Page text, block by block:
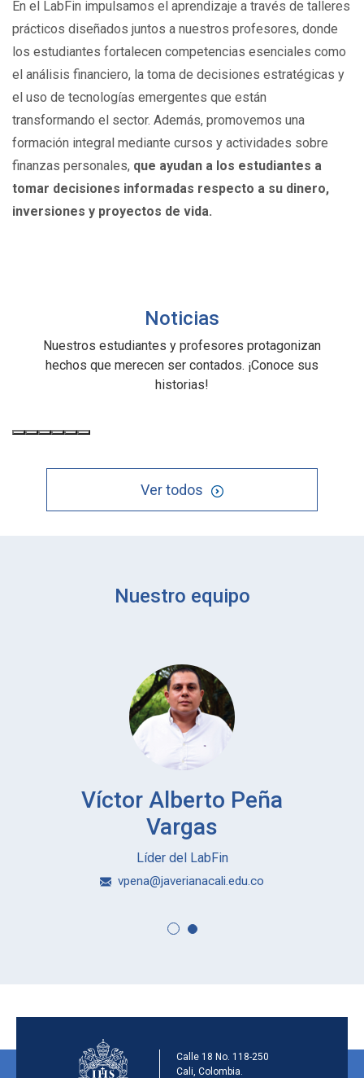
En el LabFin impulsamos el aprendizaje a través de talleres
prácticos diseñados juntos a nuestros profesores, donde
los estudiantes fortalecen competencias esenciales como
el análisis financiero, la toma de decisiones estratégicas y
el uso de tecnologías emergentes que están
transformando el sector. Además, promovemos una
formación integral mediante cursos y actividades sobre
finanzas personales, que ayudan a los estudiantes a
tomar decisiones informadas respecto a su dinero,
inversiones y proyectos de vida.
Noticias
Nuestros estudiantes y profesores protagonizan
hechos que merecen ser contados. ¡Conoce sus
historias!
Ver todos
Nuestro equipo
Víctor Alberto Peña
Vargas
Líder del LabFin
vpena@javerianacali.edu.co
Información de la
Calle 18 No. 118-250
Cali, Colombia.